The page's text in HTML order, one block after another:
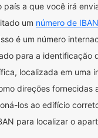
país a que você irá
um número de IBAN
é um número
para a identificação
localizada em uma
direções fornecidas
los ao edifício
para localizar o